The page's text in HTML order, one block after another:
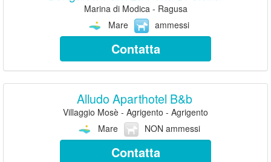
Marina di Modica - Ragusa
Mare
ammessi
Contatta
Alludo Aparthotel B&b
Villaggio Mosè - Agrigento - Agrigento
Mare
NON ammessi
Contatta